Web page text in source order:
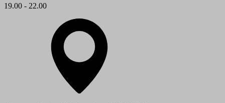
19.00 - 22.00